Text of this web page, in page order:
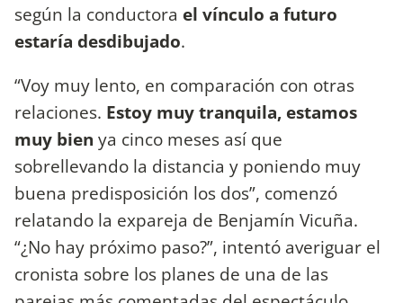
según la conductora el vínculo a futuro
estaría desdibujado.
“Voy muy lento, en comparación con otras
relaciones. Estoy muy tranquila, estamos
muy bien ya cinco meses así que
sobrellevando la distancia y poniendo muy
buena predisposición los dos”, comenzó
relatando la expareja de Benjamín Vicuña.
“¿No hay próximo paso?”, intentó averiguar el
cronista sobre los planes de una de las